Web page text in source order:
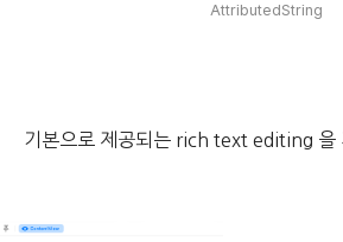
AttributedString
기본으로 제공되는 rich text editing 을